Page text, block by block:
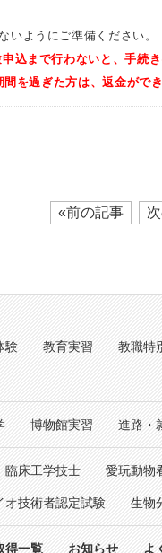
ようにご準備ください。
まで行わないと、手続き
を過ぎた方は、返金がで
«前の記事
験 教育実習 教職特
博物館実習 進路・
臨床工学技士 愛玩動物
オ技術者認定試験 生物
得一覧 お知らせ よ